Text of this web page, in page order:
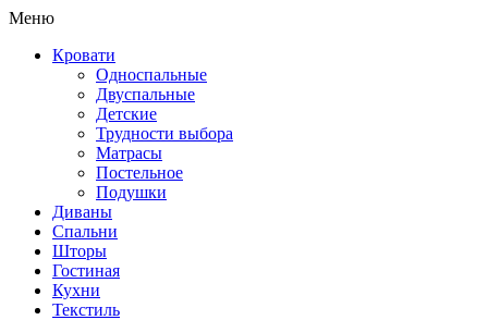
Меню
Кровати
Односпальные
Двуспальные
Детские
Трудности выбора
Матрасы
Постельное
Подушки
Диваны
Спальни
Шторы
Гостиная
Кухни
Текстиль